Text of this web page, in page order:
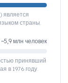
является
страны.
млн человек
принявший
в 1976 году.